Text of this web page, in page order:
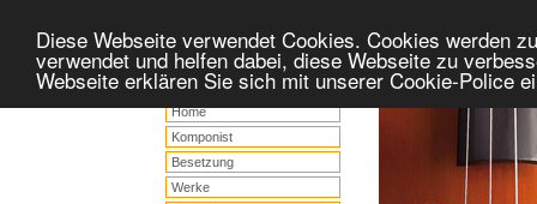
Diese Webseite verwendet Cookies. Cookies werden
verwendet und helfen dabei, diese Webseite zu
Webseite erklären Sie sich mit unserer Cookie-Police
Home
Komponist
Besetzung
Werke